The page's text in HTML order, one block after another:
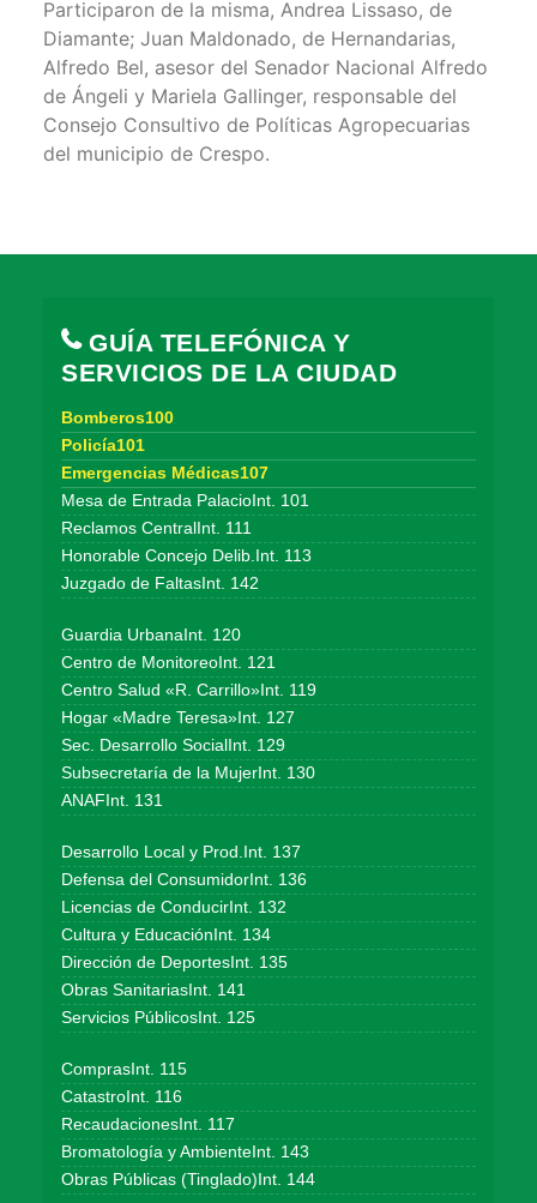
Participaron de la misma, Andrea Lissaso, de
Diamante; Juan Maldonado, de Hernandarias,
Alfredo Bel, asesor del Senador Nacional Alfredo
de Ángeli y Mariela Gallinger, responsable del
Consejo Consultivo de Políticas Agropecuarias
del municipio de Crespo.
GUÍA TELEFÓNICA Y
SERVICIOS DE LA CIUDAD
Bomberos100
Policía101
Emergencias Médicas107
Mesa de Entrada PalacioInt. 101
Reclamos CentralInt. 111
Honorable Concejo Delib.Int. 113
Juzgado de FaltasInt. 142
Guardia UrbanaInt. 120
Centro de MonitoreoInt. 121
Centro Salud «R. Carrillo»Int. 119
Hogar «Madre Teresa»Int. 127
Sec. Desarrollo SocialInt. 129
Subsecretaría de la MujerInt. 130
ANAFInt. 131
Desarrollo Local y Prod.Int. 137
Defensa del ConsumidorInt. 136
Licencias de ConducirInt. 132
Cultura y EducaciónInt. 134
Dirección de DeportesInt. 135
Obras SanitariasInt. 141
Servicios PúblicosInt. 125
ComprasInt. 115
CatastroInt. 116
RecaudacionesInt. 117
Bromatología y AmbienteInt. 143
Obras Públicas (Tinglado)Int. 144